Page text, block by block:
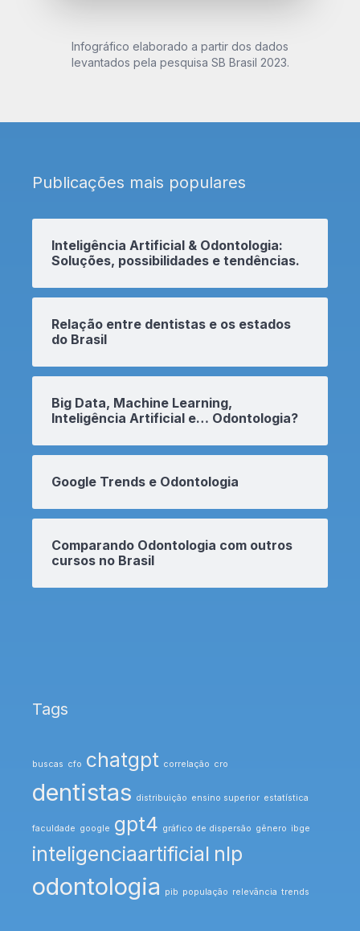
Infográfico elaborado a partir dos dados
levantados pela pesquisa SB Brasil 2023.
Publicações mais populares
Inteligência Artificial & Odontologia:
Soluções, possibilidades e tendências.
Relação entre dentistas e os estados
do Brasil
Big Data, Machine Learning,
Inteligência Artificial e… Odontologia?
Google Trends e Odontologia
Comparando Odontologia com outros
cursos no Brasil
Tags
buscas cfo chatgpt correlação cro
dentistas distribuição ensino superior estatística
faculdade google gpt4 gráfico de dispersão gênero ibge
inteligenciaartificial nlp
odontologia pib população relevância trends